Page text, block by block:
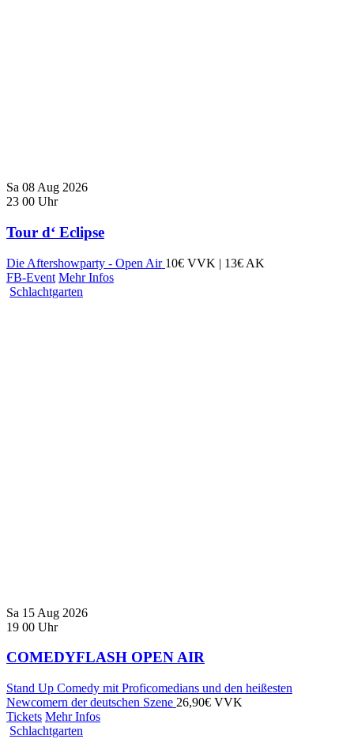
Sa 08 Aug 2026
23 00 Uhr
Tour d‘ Eclipse
Die Aftershowparty - Open Air 10€ VVK | 13€ AK
FB-Event Mehr Infos
Schlachtgarten
Sa 15 Aug 2026
19 00 Uhr
COMEDYFLASH OPEN AIR
Stand Up Comedy mit Proficomedians und den heißesten
Newcomern der deutschen Szene 26,90€ VVK
Tickets Mehr Infos
Schlachtgarten